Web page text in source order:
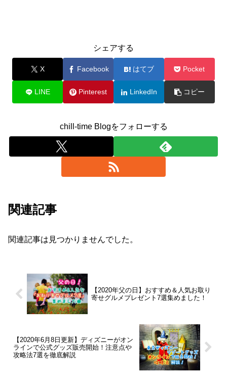
シェアする
X Facebook はてブ Pocket
LINE Pinterest LinkedIn コピー
chill-time Blogをフォローする
関連記事
関連記事は見つかりませんでした。
【2020年父の日】おすすめ＆人気お取り
寄せグルメプレゼント7選集めました！
【2020年6月8日更新】ディズニーがオン
ラインで公式グッズ販売開始！注意点や
攻略法7選を徹底解説